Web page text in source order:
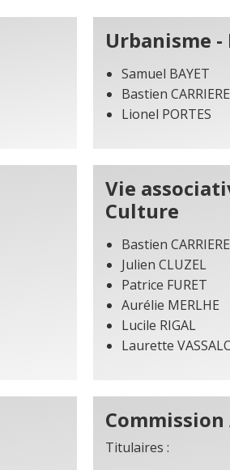
Urbanisme
Samuel BAYET
Bastien CARRIERE
Lionel PORTES
Vie
Culture
Bastien CARRIERE
Julien CLUZEL
Patrice FURET
Aurélie MERLHE
Lucile RIGAL
Laurette
Commission
Titulaires :